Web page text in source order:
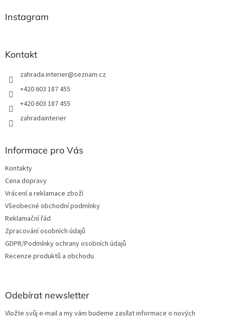
Instagram
Kontakt
zahrada.interier@seznam.cz
+420 603 187 455
+420 603 187 455
zahradainterier
Informace pro Vás
Kontakty
Cena dopravy
Vrácení a reklamace zboží
Všeobecné obchodní podmínky
Reklamační řád
Zpracování osobních údajů
GDPR/Podmínky ochrany osobních údajů
Recenze produktů a obchodu
Odebírat newsletter
Vložte svůj e-mail a my vám budeme zasílat informace o nových